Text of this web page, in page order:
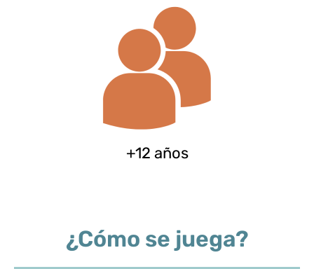
+12 años
¿Cómo se juega?